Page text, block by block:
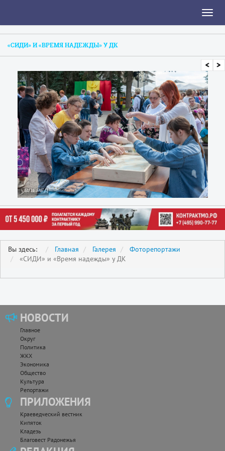
Toggle
«СИДИ» И «ВРЕМЯ НАДЕЖДЫ» У ДК
Вы здесь: Главная Галерея
Фоторепортажи
«СИДИ» и «Время надежды» у ДК
НОВОСТИ
Главное
Округ
Политика
ЖКХ
Экономика
Общество
Культура
Репортажи
ПРИЛОЖЕНИЯ
Краеведческий вестник
Кипяток
Кладезь
Благовест Радонежья